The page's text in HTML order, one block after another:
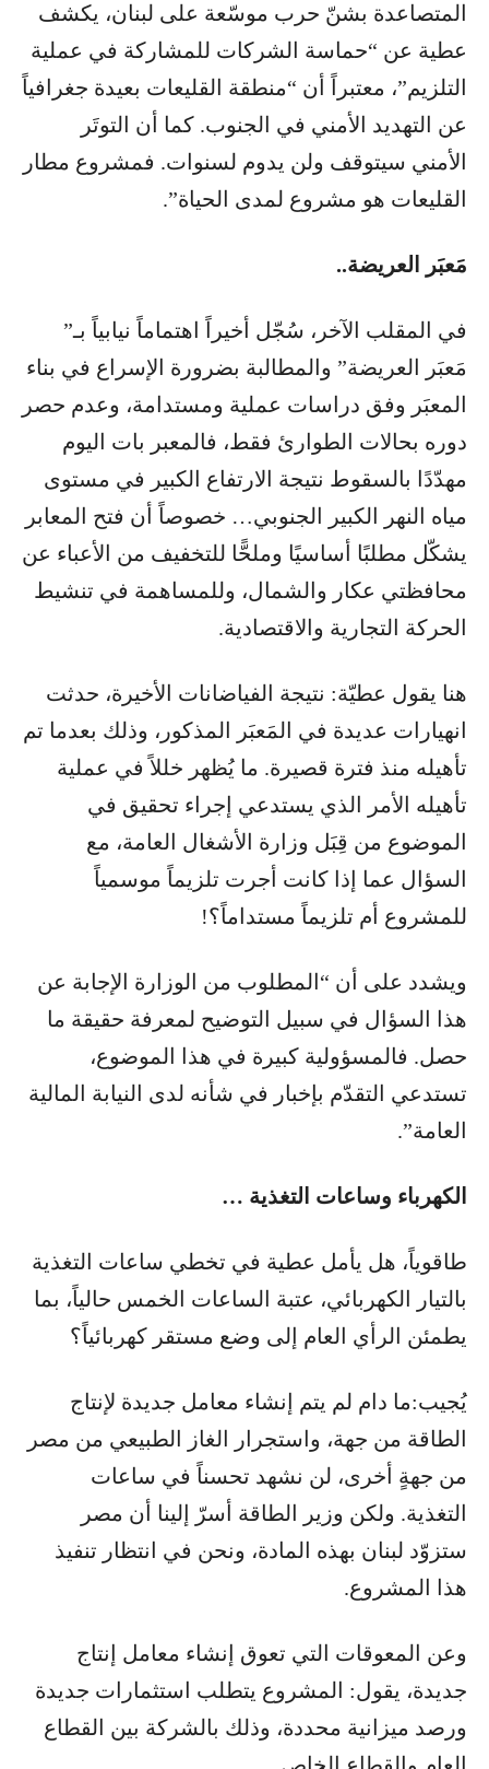
المتصاعدة بشنّ حرب موسّعة على لبنان، يكشف
عطية عن “حماسة الشركات للمشاركة في عملية
التلزيم”، معتبراً أن “منطقة القليعات بعيدة جغرافياً
عن التهديد الأمني في الجنوب. كما أن التوتَر
الأمني سيتوقف ولن يدوم لسنوات. فمشروع مطار
القليعات هو مشروع لمدى الحياة”.
مَعبَر العريضة..
في المقلب الآخر، سُجّل أخيراً اهتماماً نيابياً بـ”
مَعبَر العريضة” والمطالبة بضرورة الإسراع في بناء
المعبَر وفق دراسات عملية ومستدامة، وعدم حصر
دوره بحالات الطوارئ فقط، فالمعبر بات اليوم
مهدّدًا بالسقوط نتيجة الارتفاع الكبير في مستوى
مياه النهر الكبير الجنوبي… خصوصاً أن فتح المعابر
يشكّل مطلبًا أساسيًا وملحًّا للتخفيف من الأعباء عن
محافظتي عكار والشمال، وللمساهمة في تنشيط
الحركة التجارية والاقتصادية.
هنا يقول عطيّة: نتيجة الفياضانات الأخيرة، حدثت
انهيارات عديدة في المَعبَر المذكور، وذلك بعدما تم
تأهيله منذ فترة قصيرة. ما يُظهر خللاً في عملية
تأهيله الأمر الذي يستدعي إجراء تحقيق في
الموضوع من قِبَل وزارة الأشغال العامة، مع
السؤال عما إذا كانت أجرت تلزيماً موسمياً
للمشروع أم تلزيماً مستداماً؟!
ويشدد على أن “المطلوب من الوزارة الإجابة عن
هذا السؤال في سبيل التوضيح لمعرفة حقيقة ما
حصل. فالمسؤولية كبيرة في هذا الموضوع،
تستدعي التقدّم بإخبار في شأنه لدى النيابة المالية
العامة”.
الكهرباء وساعات التغذية …
طاقوياً، هل يأمل عطية في تخطي ساعات التغذية
بالتيار الكهربائي، عتبة الساعات الخمس حالياً، بما
يطمئن الرأي العام إلى وضع مستقر كهربائياً؟
يُجيب:ما دام لم يتم إنشاء معامل جديدة لإنتاج
الطاقة من جهة، واستجرار الغاز الطبيعي من مصر
من جهةٍ أخرى، لن نشهد تحسناً في ساعات
التغذية. ولكن وزير الطاقة أسرّ إلينا أن مصر
ستزوّد لبنان بهذه المادة، ونحن في انتظار تنفيذ
هذا المشروع.
وعن المعوقات التي تعوق إنشاء معامل إنتاج
جديدة، يقول: المشروع يتطلب استثمارات جديدة
ورصد ميزانية محددة، وذلك بالشركة بين القطاع